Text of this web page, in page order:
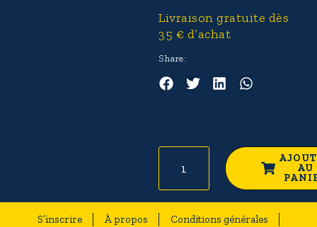
Livraison gratuite dès
35 € d’achat
Share:
AU
S’inscrire À propos Conditions générales